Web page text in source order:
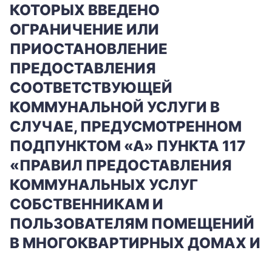
КОТОРЫХ ВВЕДЕНО
ОГРАНИЧЕНИЕ ИЛИ
ПРИОСТАНОВЛЕНИЕ
ПРЕДОСТАВЛЕНИЯ
СООТВЕТСТВУЮЩЕЙ
КОММУНАЛЬНОЙ УСЛУГИ В
СЛУЧАЕ, ПРЕДУСМОТРЕННОМ
ПОДПУНКТОМ «А» ПУНКТА 117
«ПРАВИЛ ПРЕДОСТАВЛЕНИЯ
КОММУНАЛЬНЫХ УСЛУГ
СОБСТВЕННИКАМ И
ПОЛЬЗОВАТЕЛЯМ ПОМЕЩЕНИЙ
В МНОГОКВАРТИРНЫХ ДОМАХ И